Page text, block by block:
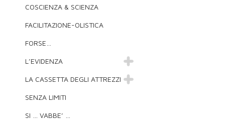
COSCIENZA & SCIENZA
FACILITAZIONE-OLISTICA
FORSE…
L’EVIDENZA
LA CASSETTA DEGLI ATTREZZI
SENZA LIMITI
SI … VABBE’ …